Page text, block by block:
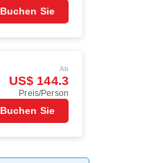
Buchen Sie
Ab
US$ 144.3
Preis/Person
Buchen Sie